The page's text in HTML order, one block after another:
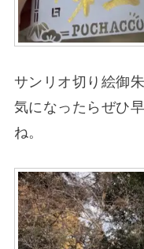
サンリオ切り絵御
気になったらぜひ
ね。